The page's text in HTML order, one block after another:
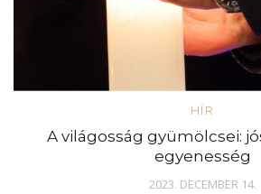
HÍR
A világosság gyümölcsei:
egyenesség
2023. DECEMBER 14.